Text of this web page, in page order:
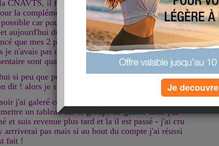
CNAVTS, il faut quand-même remplir un autre
la complémentaire, donc un rdv m'a été donné le
car pour début novembre j'étais pas en
aujourd'hui donc le gentil Monsieur qui m'a reçu
que mes 2 prmières années de travail pour
je n'avais pas de cotisations pour la
sont quand-mêmes prises en compte
si peu que peu va arrondir les fins de mois
dit ! alors je suis bien contente
j'ai galeré comme pas possible pendant bien 45
un tableau sur le groupe de guerre lasse j'ai
et suis revenue plus tard et la il est passé - j'ai cru
arrriverai pas mais si au bout du compte j'ai réussi
fait !
Je decouvre